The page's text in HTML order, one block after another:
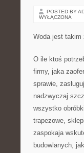
POSTED BY
WYŁĄCZONA
Woda jest takim
O ile ktoś
firmy, jaka
sprawie,
nadzwyczaj
wszystko
trapezowe,
zaspokaja
budowlanych,